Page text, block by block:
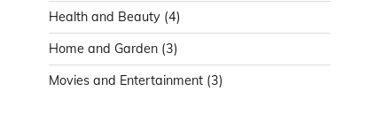
Health and Beauty (4)
Home and Garden (3)
Movies and Entertainment (3)